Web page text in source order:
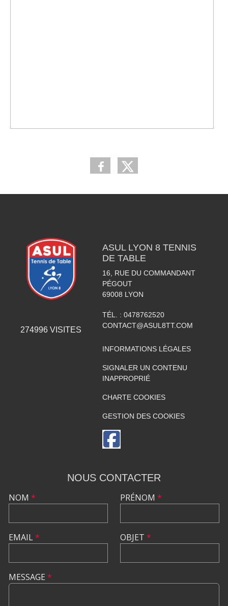
274996 VISITES
ASUL LYON 8 TENNIS
DE TABLE
16, RUE DU COMMANDANT
PÉGOUT
69008 LYON
TÉL. : 0478762520
CONTACT@ASUL8TT.COM
INFORMATIONS LÉGALES
SIGNALER UN CONTENU
INAPPROPRIÉ
CHARTE COOKIES
GESTION DES COOKIES
NOUS CONTACTER
NOM *
EMAIL*
PRÉNOM *
OBJET *
MESSAGE *